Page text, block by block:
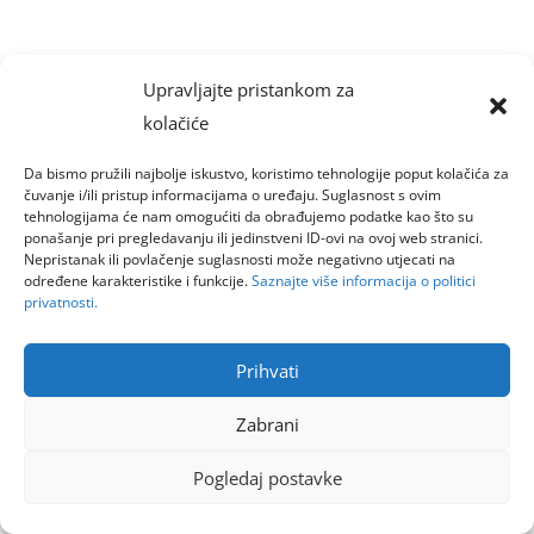
Upravljajte pristankom za
kolačiće
Da bismo pružili najbolje iskustvo, koristimo tehnologije poput kolačića za
čuvanje i/ili pristup informacijama o uređaju. Suglasnost s ovim
tehnologijama će nam omogućiti da obrađujemo podatke kao što su
ponašanje pri pregledavanju ili jedinstveni ID-ovi na ovoj web stranici.
Nepristanak ili povlačenje suglasnosti može negativno utjecati na
određene karakteristike i funkcije.Saznajte više informacija o politici
privatnosti.
Prihvati
Zabrani
Pogledaj postavke